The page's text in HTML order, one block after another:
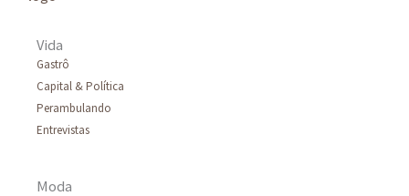
Vida
Gastrô
Capital & Política
Perambulando
Entrevistas
Moda